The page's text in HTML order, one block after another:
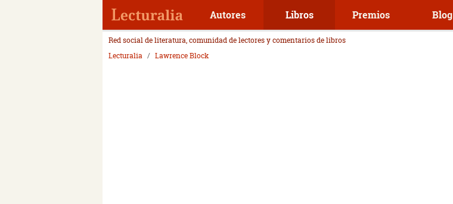
Autores Libros Premios Blog
Red social de literatura, comunidad de lectores y comentarios de libros
Lecturalia
Lawrence Block